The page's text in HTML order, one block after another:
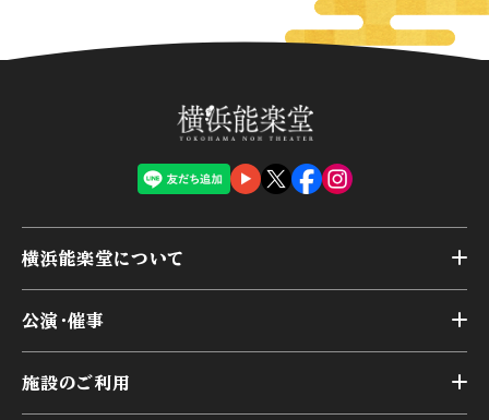
横浜能楽堂について
横浜能楽堂が取り組んだ事業
能舞台の歴史と特徴
公演・催事
施設のご利用